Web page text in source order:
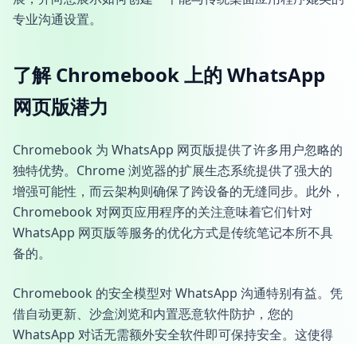
专业沟通设置。
了解 Chromebook 上的 WhatsApp
网页版潜力
Chromebook 为 WhatsApp 网页版提供了许多用户忽略的
独特优势。Chrome 浏览器的扩展生态系统提供了强大的
增强可能性，而云架构则确保了跨设备的无缝同步。此外，
Chromebook 对网页应用程序的关注意味着它们针对
WhatsApp 网页版等服务的优化方式是传统笔记本所不具
备的。
Chromebook 的安全模型对 WhatsApp 沟通特别有益。凭
借自动更新、沙盒浏览和内置恶意软件防护，您的
WhatsApp 对话无需额外安全软件即可保持安全。这使得